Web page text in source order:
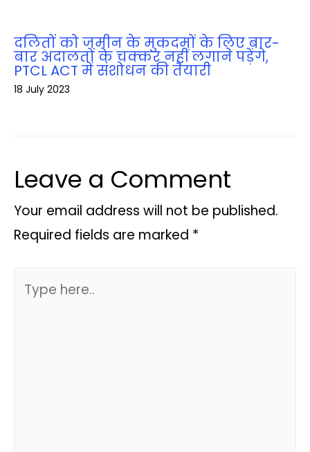
दलितों को जमीन के मुकदमों के लिए बार-
बार अदालतों के चक्‍कर नहीं लगाने पड़ेंगे,
PTCL ACT में संशोधन की तैयारी
18 July 2023
Leave a Comment
Your email address will not be published.
Required fields are marked *